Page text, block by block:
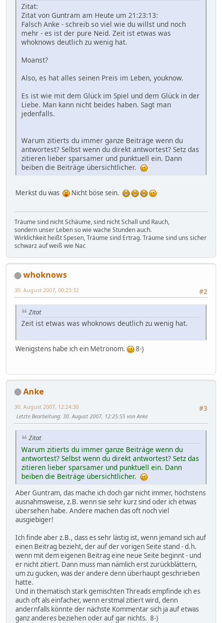
Zitat:
Zitat von Guntram am Heute um 21:23:13:
Falsch Anke - schreib so viel wie du willst und noch
mehr - es ist der pure Neid. Zeit ist etwas was
whoknows deutlich zu wenig hat.
Moanst?
Also, es hat alles seinen Preis im Leben, youknow.
Es ist wie mit dem Glück im Spiel und dem Glück in der
Liebe. Man kann nicht beides haben. Sagt man
jedenfalls.
Warum zitierts du immer ganze Beiträge wenn du
antwortest? Selbst wenn du direkt antwortest? Setz das
zitieren lieber sparsamer und punktuell ein. Dann
beiben die Beiträge übersichtlicher.
Merkst du was Nicht böse sein.
Träume sind nicht Schäume, sind nicht Schall und Rauch,
sondern unser Leben so wie wache Stunden auch.
Wirklichkeit heißt Spesen, Träume sind Ertrag. Träume sind uns sicher
schwarz auf weiß wie Nac
whoknows
#2
30. August 2007, 00:23:32
Zitat
Zeit ist etwas was whoknows deutlich zu wenig hat.
Wenigstens habe ich ein Metronom. 8-)
Anke
#3
30. August 2007, 12:24:30
Letzte Bearbeitung: 30. August 2007, 12:25:55 von Anke
Zitat
Warum zitierts du immer ganze Beiträge wenn du
antwortest? Selbst wenn du direkt antwortest? Setz das
zitieren lieber sparsamer und punktuell ein. Dann
beiben die Beiträge übersichtlicher.
Aber Guntram, das mache ich doch gar nicht immer, höchstens
ausnahmsweise, z.B. wenn sie sehr kurz sind oder ich etwas
übersehen habe. Andere machen das oft noch viel
ausgiebiger!
Ich finde aber z.B., dass es sehr lästig ist, wenn jemand sich auf
einen Beitrag bezieht, der auf der vorigen Seite stand - d.h.
wenn mit dem eigenen Beitrag eine neue Seite beginnt - und
er nicht zitiert. Dann muss man nämlich erst zurückblättern,
um zu gucken, was der andere denn überhaupt geschrieben
hatte.
Und in thematisch stark gemischten Threads empfinde ich es
auch oft als einfacher, wenn erstmal zitiert wird, denn
andernfalls könnte der nächste Kommentar sich ja auf etwas
ganz anderes beziehen oder auf gar nichts. 8-)